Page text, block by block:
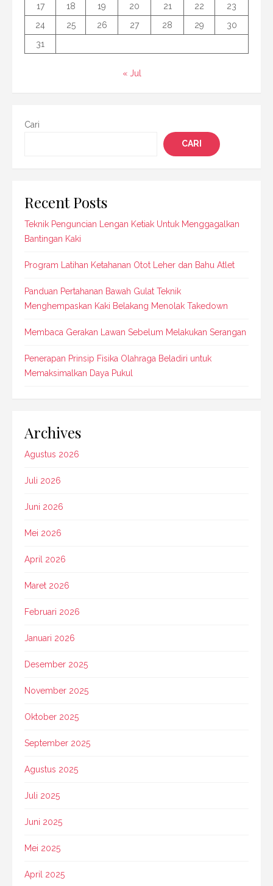
17 18 19 20 21 22
23
24
25 26 27 28 29
30
31
« Jul
Cari
CARI
Recent Posts
Teknik Penguncian Lengan Ketiak Untuk Menggagalkan
Bantingan Kaki
Program Latihan Ketahanan Otot Leher dan Bahu Atlet
Panduan Pertahanan Bawah Gulat Teknik
Menghempaskan Kaki Belakang Menolak Takedown
Membaca Gerakan Lawan Sebelum Melakukan Serangan
Penerapan Prinsip Fisika Olahraga Beladiri untuk
Memaksimalkan Daya Pukul
Archives
Agustus 2026
Juli 2026
Juni 2026
Mei 2026
April 2026
Maret 2026
Februari 2026
Januari 2026
Desember 2025
November 2025
Oktober 2025
September 2025
Agustus 2025
Juli 2025
Juni 2025
Mei 2025
April 2025